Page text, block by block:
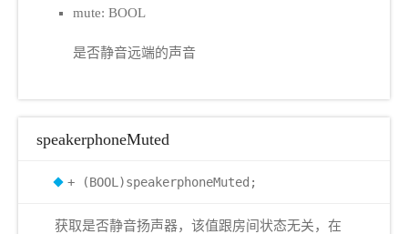
mute: BOOL
是否静音远端的声音
speakerphoneMuted
+ (BOOL)speakerphoneMuted;
获取是否静音扬声器，该值跟房间状态无关，在